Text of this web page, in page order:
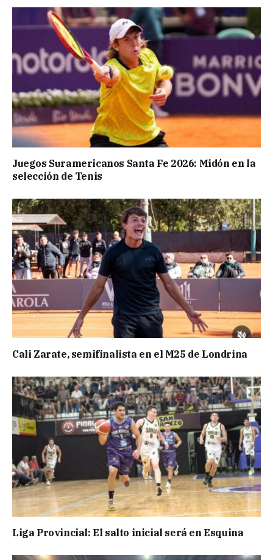
Juegos Suramericanos Santa Fe 2026: Midón en la
selección de Tenis
Cali Zarate, semifinalista en el M25 de Londrina
Liga Provincial: El salto inicial será en Esquina